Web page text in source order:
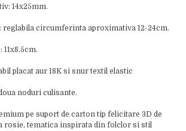
14x25mm.
reglabila circumferinta aproximativa 12-24cm.
placat aur 18K si snur textil elastic
noduri culisante.
pe suport de carton tip felicitare 3D de
rosie, tematica inspirata din folclor si stil